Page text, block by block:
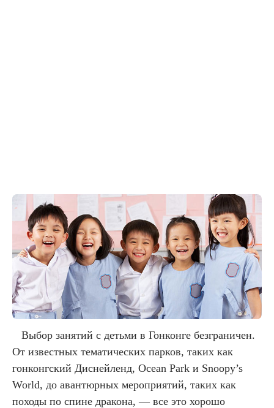
Выбор занятий с детьми в Гонконге безграничен.
От известных тематических парков, таких как
гонконгский Диснейленд, Ocean Park и Snoopy’s
World, до авантюрных мероприятий, таких как
походы по спине дракона, — все это хорошо